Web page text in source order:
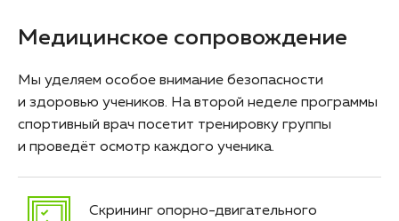
Медицинское сопровождение
Мы уделяем особое внимание безопасности
и здоровью учеников. На второй неделе программы
спортивный врач посетит тренировку группы
и проведёт осмотр каждого ученика.
Скрининг опорно-двигательного